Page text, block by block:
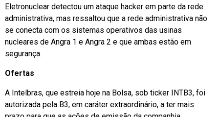
Eletronuclear detectou um ataque hacker em parte da rede
administrativa, mas ressaltou que a rede administrativa não
se conecta com os sistemas operativos das usinas
nucleares de Angra 1 e Angra 2 e que ambas estão em
segurança.
Ofertas
A Intelbras, que estreia hoje na Bolsa, sob ticker INTB3, foi
autorizada pela B3, em caráter extraordinário, a ter mais